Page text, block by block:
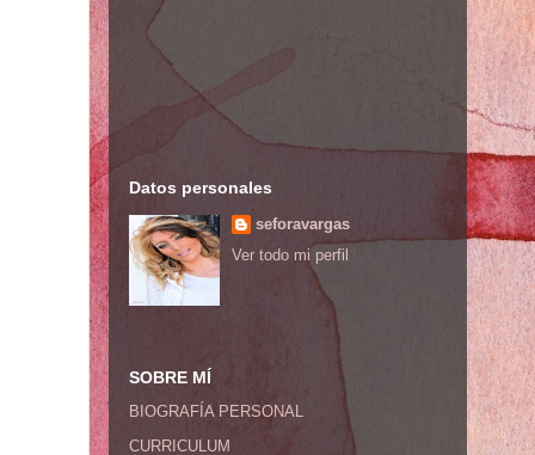
Datos personales
seforavargas
Ver todo mi perfil
SOBRE MÍ
BIOGRAFÍA PERSONAL
CURRICULUM